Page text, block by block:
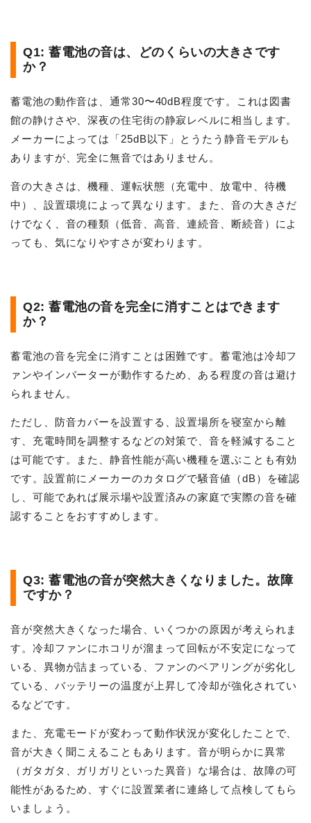
Q1: 蓄電池の音は、どのくらいの大きさです
か？
蓄電池の動作音は、通常30〜40dB程度です。これは図書
館の静けさや、深夜の住宅街の静寂レベルに相当します。
メーカーによっては「25dB以下」とうたう静音モデルも
ありますが、完全に無音ではありません。
音の大きさは、機種、運転状態（充電中、放電中、待機
中）、設置環境によって異なります。また、音の大きさだ
けでなく、音の種類（低音、高音、連続音、断続音）によ
っても、気になりやすさが変わります。
Q2: 蓄電池の音を完全に消すことはできます
か？
蓄電池の音を完全に消すことは困難です。蓄電池は冷却フ
ァンやインバーターが動作するため、ある程度の音は避け
られません。
ただし、防音カバーを設置する、設置場所を寝室から離
す、充電時間を調整するなどの対策で、音を軽減すること
は可能です。また、静音性能が高い機種を選ぶことも有効
です。設置前にメーカーのカタログで騒音値（dB）を確認
し、可能であれば展示場や設置済みの家庭で実際の音を確
認することをおすすめします。
Q3: 蓄電池の音が突然大きくなりました。故障
ですか？
音が突然大きくなった場合、いくつかの原因が考えられま
す。冷却ファンにホコリが溜まって回転が不安定になって
いる、異物が詰まっている、ファンのベアリングが劣化し
ている、バッテリーの温度が上昇して冷却が強化されてい
るなどです。
また、充電モードが変わって動作状況が変化したことで、
音が大きく聞こえることもあります。音が明らかに異常
（ガタガタ、ガリガリといった異音）な場合は、故障の可
能性があるため、すぐに設置業者に連絡して点検してもら
いましょう。